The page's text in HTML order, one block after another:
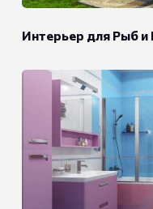
Интерьер для Рыб и